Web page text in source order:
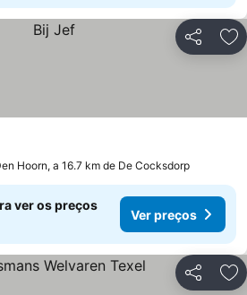
Partilhar
Hoorn, a 16.7 km de De Cocksdorp
ver os preços
Ver preços
Partilhar